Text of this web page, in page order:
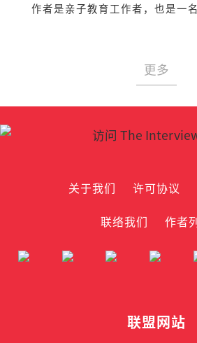
作者是亲子教育工作者，也是一名
更多
关于我们 许可协议
联络我们
作者
联盟网站